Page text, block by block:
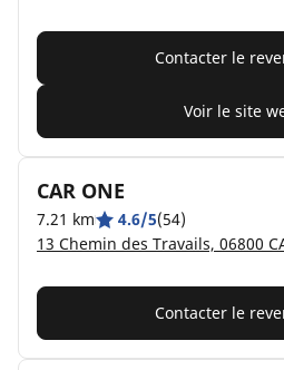
Contacter le
Voir le site
CAR ONE
7.21 km 4.6/5(54)
13 Chemin des Travails, 06800
Contacter le